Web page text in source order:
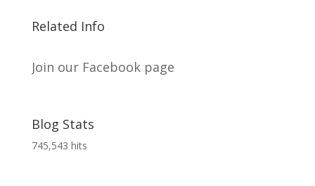
Related Info
Join our Facebook page
Blog Stats
745,543 hits